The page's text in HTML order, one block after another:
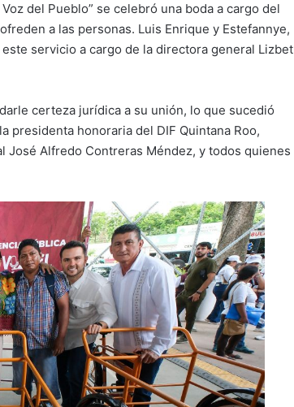
del Pueblo” se celebró una boda a cargo del
a las personas. Luis Enrique y Estefannye,
servicio a cargo de la directora general Lizbet
certeza jurídica a su unión, lo que sucedió
presidenta honoraria del DIF Quintana Roo,
José Alfredo Contreras Méndez, y todos quienes